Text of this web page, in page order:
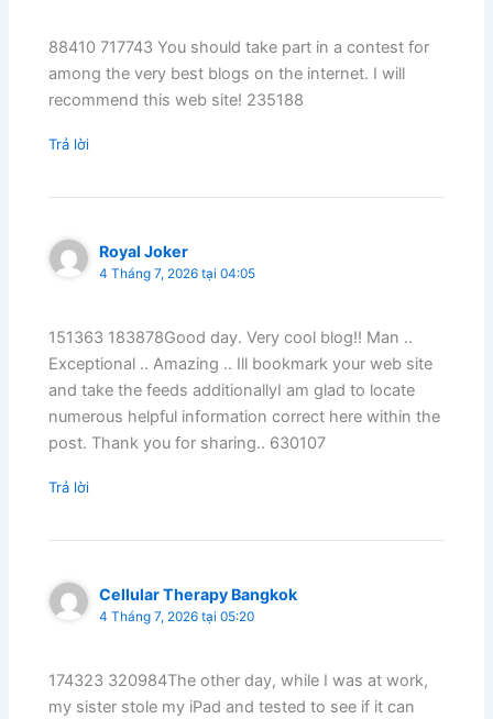
88410 717743 You should take part in a contest for
among the very best blogs on the internet. I will
recommend this web site! 235188
Trả lời
Royal Joker
4 Tháng 7, 2026 tại 04:05
151363 183878Good day. Very cool blog!! Man ..
Exceptional .. Amazing .. Ill bookmark your web site
and take the feeds additionallyI am glad to locate
numerous helpful information correct here within the
post. Thank you for sharing.. 630107
Trả lời
Cellular Therapy Bangkok
4 Tháng 7, 2026 tại 05:20
174323 320984The other day, while I was at work,
my sister stole my iPad and tested to see if it can